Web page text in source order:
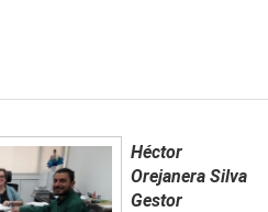
Héctor
Orejanera Silva
Gestor